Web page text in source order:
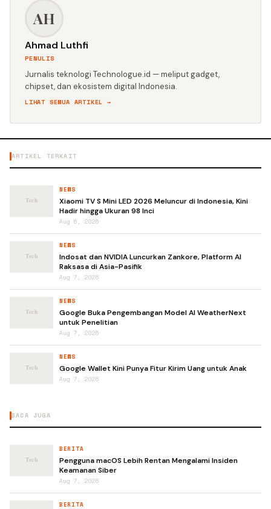
AH
Ahmad Luthfi
PENULIS
Jurnalis teknologi Technologue.id — meliput gadget,
chipset, dan ekosistem digital Indonesia.
LIHAT SEMUA ARTIKEL →
ARTIKEL TERKAIT
NEWS
Xiaomi TV S Mini LED 2026 Meluncur di Indonesia, Kini
Hadir hingga Ukuran 98 Inci
Aug 6, 2026
NEWS
Indosat dan NVIDIA Luncurkan Zankore, Platform AI
Raksasa di Asia-Pasifik
Aug 7, 2026
NEWS
Google Buka Pengembangan Model AI WeatherNext
untuk Penelitian
Aug 7, 2026
NEWS
Google Wallet Kini Punya Fitur Kirim Uang untuk Anak
Aug 7, 2026
BACA JUGA
BERITA
Pengguna macOS Lebih Rentan Mengalami Insiden
Keamanan Siber
Aug 7, 2026
BERITA